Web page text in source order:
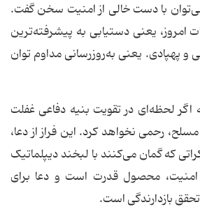
با دست خالی از امنیت سخن گفت.
امروز، یعنی دستیابی به پیشرفته‌ترین
پهپادی. یعنی به‌روزرسانی مداوم توان
اگر لحظه‌ای در تقویت بنیه دفاعی غفلت
رحمی نخواهد کرد. این فراز از دعا،
که گمان می‌کنند با لبخند دیپلماتیک
محصول قدرت است و دعا برای
بازدارندگی است.